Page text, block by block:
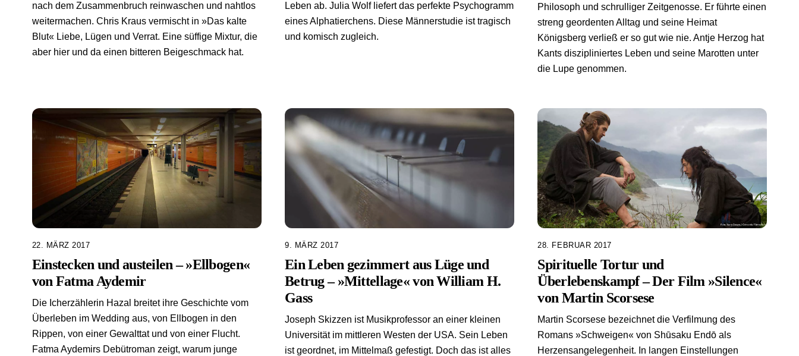
nach dem Zusammenbruch reinwaschen und nahtlos
weitermachen. Chris Kraus vermischt in »Das kalte
Blut« Liebe, Lügen und Verrat. Eine süffige Mixtur, die
aber hier und da einen bitteren Beigeschmack hat.
Leben ab. Julia Wolf liefert das perfekte Psychogramm
eines Alphatierchens. Diese Männerstudie ist tragisch
und komisch zugleich.
Philosoph und schrulliger Zeitgenosse. Er führte einen
streng geordenten Alltag und seine Heimat
Königsberg verließ er so gut wie nie. Antje Herzog hat
Kants diszipliniertes Leben und seine Marotten unter
die Lupe genommen.
22. MÄRZ 2017
Einstecken und austeilen – »Ellbogen«
von Fatma Aydemir
Die Icherzählerin Hazal breitet ihre Geschichte vom
Überleben im Wedding aus, von Ellbogen in den
Rippen, von einer Gewalttat und von einer Flucht.
Fatma Aydemirs Debütroman zeigt, warum junge
9. MÄRZ 2017
Ein Leben gezimmert aus Lüge und
Betrug – »Mittellage« von William H.
Gass
Joseph Skizzen ist Musikprofessor an einer kleinen
Universität im mittleren Westen der USA. Sein Leben
ist geordnet, im Mittelmaß gefestigt. Doch das ist alles
28. FEBRUAR 2017
Spirituelle Tortur und
Überlebenskampf – Der Film »Silence«
von Martin Scorsese
Martin Scorsese bezeichnet die Verfilmung des
Romans »Schweigen« von Shūsaku Endō als
Herzensangelegenheit. In langen Einstellungen